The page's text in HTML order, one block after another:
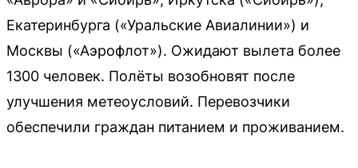
Екатеринбурга («Уральские Авиалинии») и
Москвы («Аэрофлот»). Ожидают вылета более
1300 человек. Полёты возобновят после
улучшения метеоусловий. Перевозчики
обеспечили граждан питанием и проживанием.